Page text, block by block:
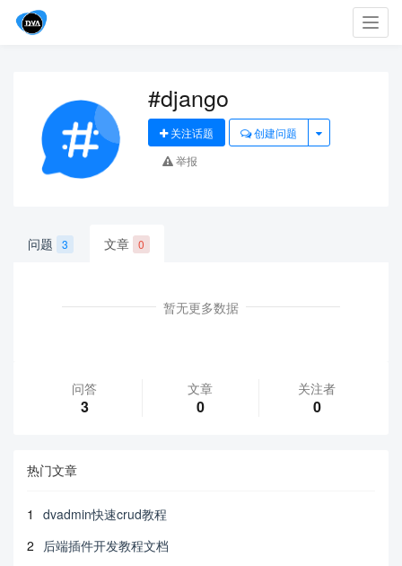
#django
关注话题
创建问题
举报
问题 3 文章 0
暂无更多数据
问答
3
文章
0
关注者
0
热门文章
1
dvadmin快速crud教程
2
后端插件开发教程文档